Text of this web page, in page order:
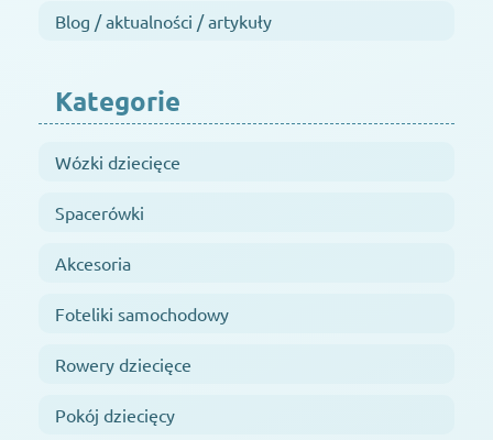
Blog / aktualności / artykuły
Kategorie
Wózki dziecięce
Spacerówki
Akcesoria
Foteliki samochodowy
Rowery dziecięce
Pokój dziecięcy